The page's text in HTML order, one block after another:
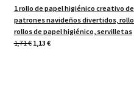
1 rollo de papel higiénico creativo
patrones navideños divertidos, rollo
rollos de papel higiénico, servilletas
1,71€ El1,13 €El